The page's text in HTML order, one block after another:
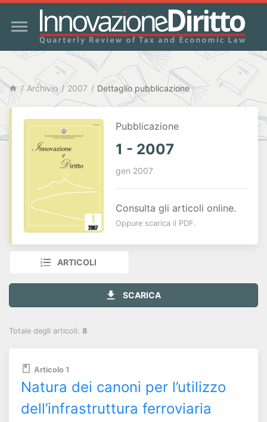
Archivio 2007 Dettaglio pubblicazione
Pubblicazione
1 - 2007
gen 2007
Consulta gli articoli online.
Oppure scarica il PDF.
ARTICOLI
SCARICA
Totale degli articoli: 8
Articolo 1
Natura dei canoni per l’utilizzo
dell’infrastruttura ferroviaria